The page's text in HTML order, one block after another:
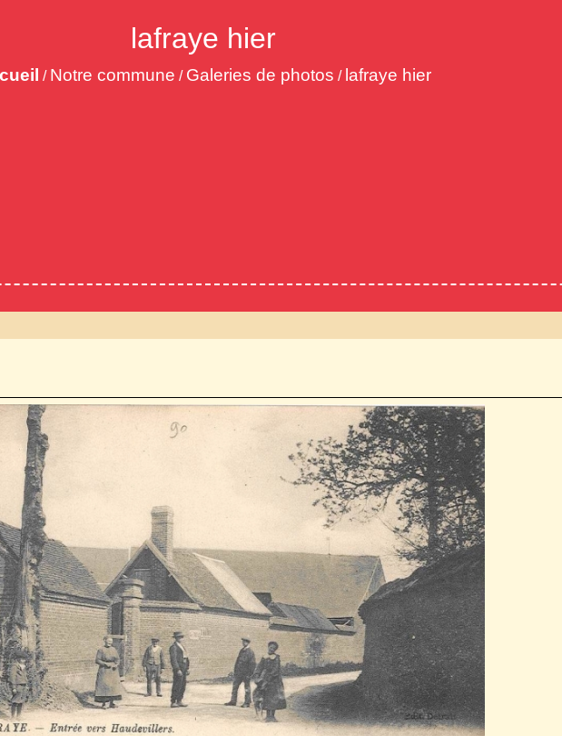
lafraye hier
/ Notre commune / Galeries de photos / lafraye hier